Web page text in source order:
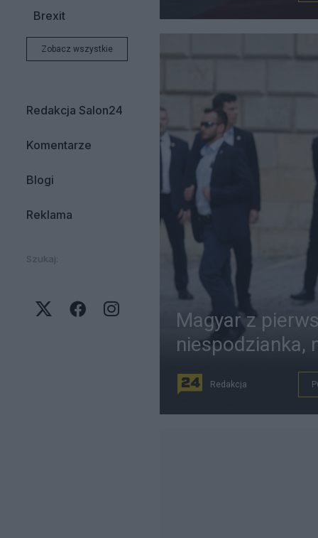
Brexit
Zobacz wszystkie
Redakcja Salon24
Komentarze
Blogi
Reklama
Szukaj:
Magyar z
niespodzianka,
Redakcja